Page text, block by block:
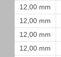
12,00 mm
12,00 mm
12,00 mm
12,00 mm